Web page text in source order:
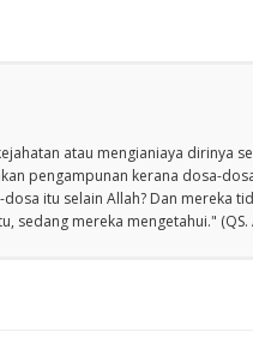
atau mengianiaya dirinya
pengampunan kerana dosa-
itu selain Allah? Dan mereka
sedang mereka mengetahui." (QS.